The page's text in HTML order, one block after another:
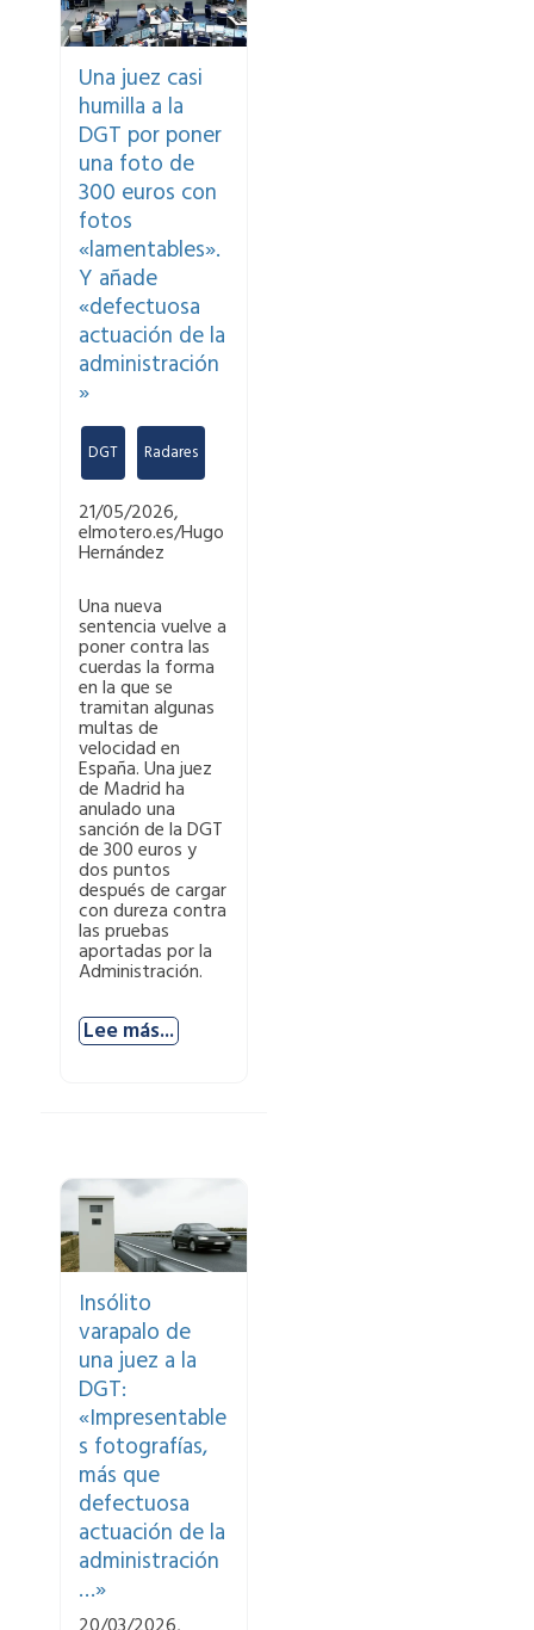
Una juez casi
humilla a la
DGT por poner
una foto de
300 euros con
fotos
«lamentables».
Y añade
«defectuosa
actuación de la
administración
»
DGT Radares
21/05/2026,
elmotero.es/Hugo
Hernández
Una nueva
sentencia vuelve a
poner contra las
cuerdas la forma
en la que se
tramitan algunas
multas de
velocidad en
España. Una juez
de Madrid ha
anulado una
sanción de la DGT
de 300 euros y
dos puntos
después de cargar
con dureza contra
las pruebas
aportadas por la
Administración.
Lee más...
Insólito
varapalo de
una juez a la
DGT:
«Impresentable
s fotografías,
más que
defectuosa
actuación de la
administración
…»